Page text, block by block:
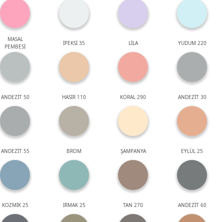
MASAL
PEMBESİ
İPEKSİ 35 LİLA YUDUM 220
ANDEZİT 50 HASIR 110 KORAL 290 ANDEZİT 30
ANDEZİT 55 BROM ŞAMPANYA EYLÜL 25
KOZMİK 25 IRMAK 25 TAN 270 ANDEZİT 60